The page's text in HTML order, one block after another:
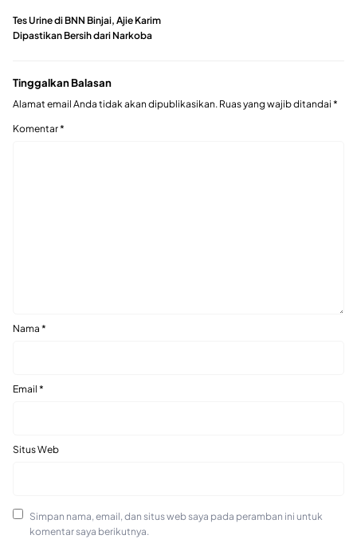
Tes Urine di BNN Binjai, Ajie Karim
Dipastikan Bersih dari Narkoba
Tinggalkan Balasan
Alamat email Anda tidak akan dipublikasikan. Ruas yang wajib ditandai *
Komentar*
Nama *
Email *
Situs Web
Simpan nama, email, dan situs web saya pada peramban ini untuk
komentar saya berikutnya.